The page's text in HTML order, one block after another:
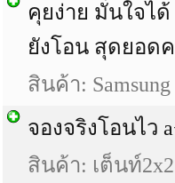
คุยง่าย มั่นใจไ
ยังโอน สุดยอด
สินค้า:
จองจริงโอนไว
สินค้า: เต็นท์2x2